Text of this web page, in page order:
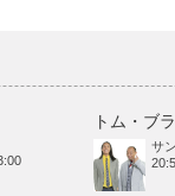
トム・ブ
サ